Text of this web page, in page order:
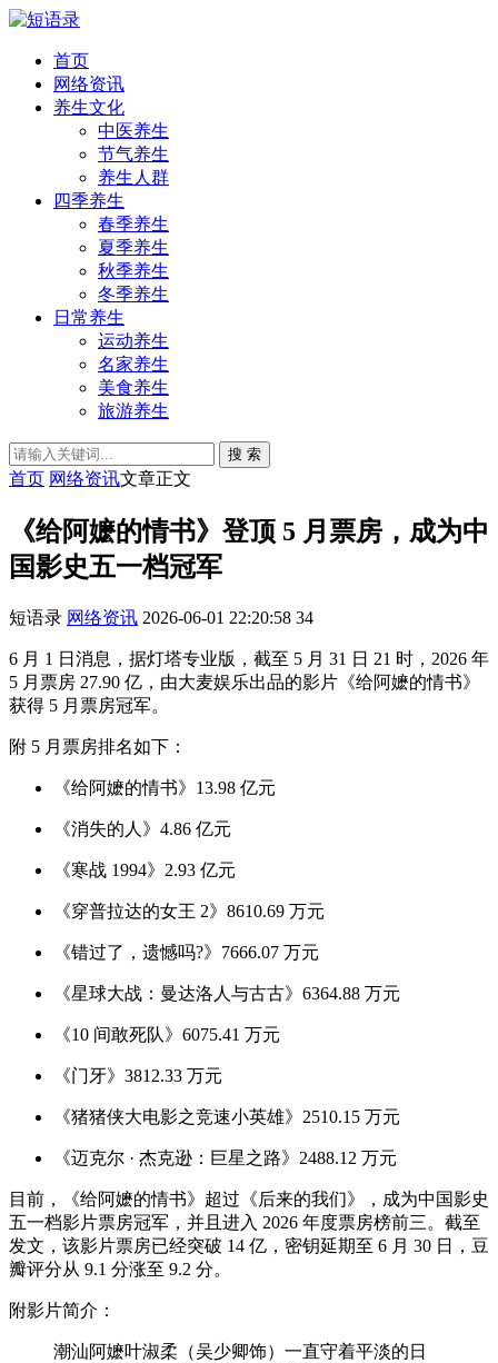
首页
网络资讯
养生文化
中医养生
节气养生
养生人群
四季养生
春季养生
夏季养生
秋季养生
冬季养生
日常养生
运动养生
名家养生
美食养生
旅游养生
搜 索
首页 网络资讯文章正文
《给阿嬷的情书》登顶 5 月票房，成为中
国影史五一档冠军
短语录 网络资讯 2026-06-01 22:20:58 34
6 月 1 日消息，据灯塔专业版，截至 5 月 31 日 21 时，2026 年
5 月票房 27.90 亿，由大麦娱乐出品的影片《给阿嬷的情书》
获得 5 月票房冠军。
附 5 月票房排名如下：
《给阿嬷的情书》13.98 亿元
《消失的人》4.86 亿元
《寒战 1994》2.93 亿元
《穿普拉达的女王 2》8610.69 万元
《错过了，遗憾吗?》7666.07 万元
《星球大战：曼达洛人与古古》6364.88 万元
《10 间敢死队》6075.41 万元
《门牙》3812.33 万元
《猪猪侠大电影之竞速小英雄》2510.15 万元
《迈克尔 · 杰克逊：巨星之路》2488.12 万元
目前，《给阿嬷的情书》超过《后来的我们》，成为中国影史
五一档影片票房冠军，并且进入 2026 年度票房榜前三。截至
发文，该影片票房已经突破 14 亿，密钥延期至 6 月 30 日，豆
瓣评分从 9.1 分涨至 9.2 分。
附影片简介：
潮汕阿嬷叶淑柔（吴少卿饰）一直守着平淡的日